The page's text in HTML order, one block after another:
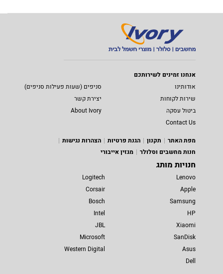
אנחנו זמינים לשירותכם
אודותינו
סניפים (שעות פעילות סניפים)
שירות לקוחות
יצירת קשר
ביטול עסקה
About Ivory
Contact Us
מפת האתר
תקנון הגנת פרטיות
הצהרות נגישות
חנות מחשבים וסלולר
מגזין אייבורי
חנויות מותג
Lenovo
Apple
Samsung
HP
Xiaomi
SanDisk
Asus
Dell
Logitech
Corsair
Bosch
Intel
JBL
Microsoft
Western Digital